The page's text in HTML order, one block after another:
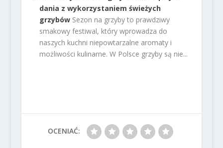
dania z wykorzystaniem świeżych
grzybów Sezon na grzyby to prawdziwy
smakowy festiwal, który wprowadza do
naszych kuchni niepowtarzalne aromaty i
możliwości kulinarne. W Polsce grzyby są nie...
OCENIAĆ: